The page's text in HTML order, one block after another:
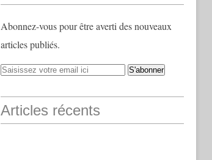
Abonnez-vous pour être averti des nouveaux
articles publiés.
Articles récents